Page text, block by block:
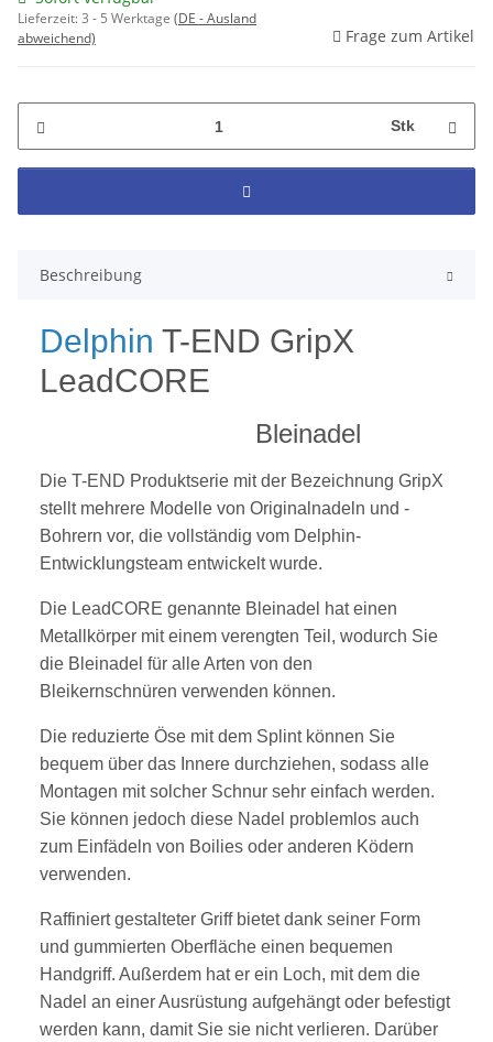
Lieferzeit:3 - 5 Werktage (DE - Ausland
abweichend)
Frage zum Artikel
Stk
Beschreibung
Delphin T-END GripX
LeadCORE
Bleinadel
Die T-END Produktserie mit der Bezeichnung GripX
stellt mehrere Modelle von Originalnadeln und -
Bohrern vor, die vollständig vom Delphin-
Entwicklungsteam entwickelt wurde.
Die LeadCORE genannte Bleinadel hat einen
Metallkörper mit einem verengten Teil, wodurch Sie
die Bleinadel für alle Arten von den
Bleikernschnüren verwenden können.
Die reduzierte Öse mit dem Splint können Sie
bequem über das Innere durchziehen, sodass alle
Montagen mit solcher Schnur sehr einfach werden.
Sie können jedoch diese Nadel problemlos auch
zum Einfädeln von Boilies oder anderen Ködern
verwenden.
Raffiniert gestalteter Griff bietet dank seiner Form
und gummierten Oberfläche einen bequemen
Handgriff. Außerdem hat er ein Loch, mit dem die
Nadel an einer Ausrüstung aufgehängt oder befestigt
werden kann, damit Sie sie nicht verlieren. Darüber